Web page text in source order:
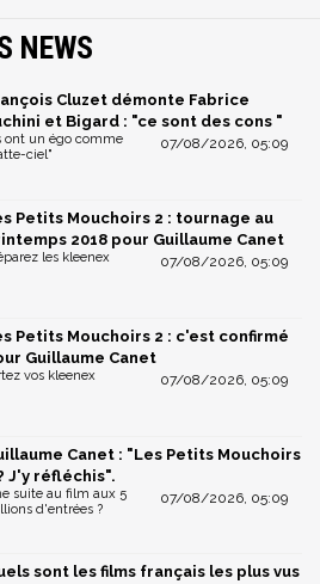
NEWS
Cluzet démonte Fabrice
et Bigard : "ce sont des cons "
07/08/2026, 05:09
ont un égo comme
ciel"
Petits Mouchoirs 2 : tournage au
2018 pour Guillaume Canet
07/08/2026, 05:09
les kleenex
Petits Mouchoirs 2 : c'est confirmé
Guillaume Canet
07/08/2026, 05:09
vos kleenex
Canet : "Les Petits Mouchoirs
J'y réfléchis".
07/08/2026, 05:09
suite au film aux 5
d'entrées ?
sont les films français les plus vus